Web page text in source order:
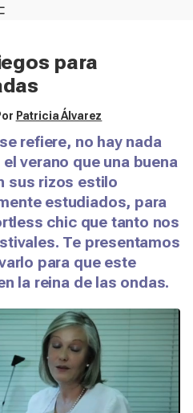
para
Patricia Álvarez
refiere, no hay nada
verano que una buena
sus rizos estilo
estudiados, para
chic que tanto nos
Te presentamos
para que este
la reina de las ondas.